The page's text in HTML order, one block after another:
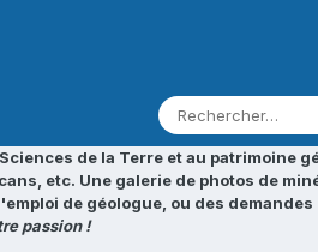
de la Terre et au patrimoine
etc. Une galerie de photos de
de géologue, ou des
passion !